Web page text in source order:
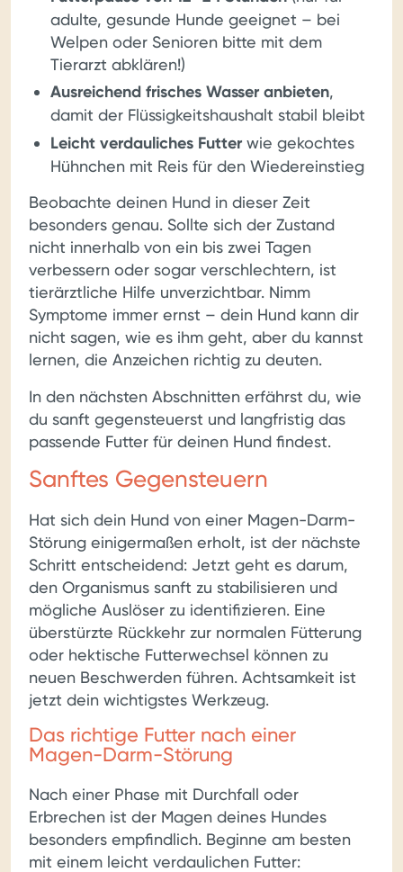
adulte, gesunde Hunde geeignet – bei
Welpen oder Senioren bitte mit dem
Tierarzt abklären!)
Ausreichend frisches Wasser anbieten,
damit der Flüssigkeitshaushalt stabil bleibt
Leicht verdauliches Futter wie gekochtes
Hühnchen mit Reis für den Wiedereinstieg
Beobachte deinen Hund in dieser Zeit
besonders genau. Sollte sich der Zustand
nicht innerhalb von ein bis zwei Tagen
verbessern oder sogar verschlechtern, ist
tierärztliche Hilfe unverzichtbar. Nimm
Symptome immer ernst – dein Hund kann dir
nicht sagen, wie es ihm geht, aber du kannst
lernen, die Anzeichen richtig zu deuten.
In den nächsten Abschnitten erfährst du, wie
du sanft gegensteuerst und langfristig das
passende Futter für deinen Hund findest.
Sanftes Gegensteuern
Hat sich dein Hund von einer Magen-Darm-
Störung einigermaßen erholt, ist der nächste
Schritt entscheidend: Jetzt geht es darum,
den Organismus sanft zu stabilisieren und
mögliche Auslöser zu identifizieren. Eine
überstürzte Rückkehr zur normalen Fütterung
oder hektische Futterwechsel können zu
neuen Beschwerden führen. Achtsamkeit ist
jetzt dein wichtigstes Werkzeug.
Das richtige Futter nach einer
Magen-Darm-Störung
Nach einer Phase mit Durchfall oder
Erbrechen ist der Magen deines Hundes
besonders empfindlich. Beginne am besten
mit einem leicht verdaulichen Futter: